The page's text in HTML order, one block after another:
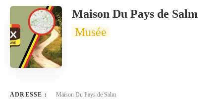
Maison Du Pays de Salm
Musée
ADRESSE : Maison Du Pays de Salm